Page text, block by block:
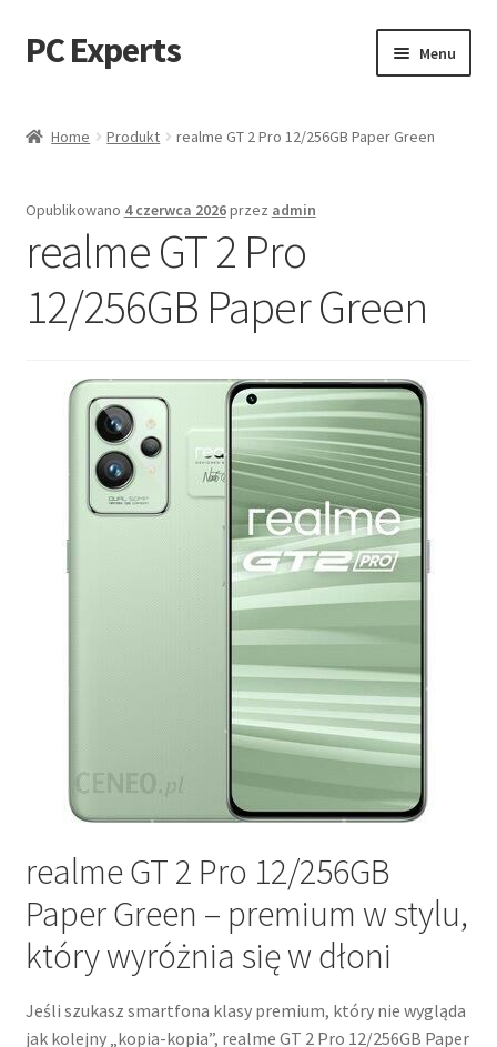
Przejdź
do
Przejdź
do
PC Experts Menu
Home Produkt realme GT 2 Pro 12/256GB Paper Green
Opublikowano 4 czerwca 2026przez admin
realme GT 2 Pro
12/256GB Paper Green
realme GT 2 Pro 12/256GB
Paper Green – premium w stylu,
który wyróżnia się w dłoni
Jeśli szukasz smartfona klasy premium, który nie wygląda
jak kolejny „kopia-kopia”, realme GT 2 Pro 12/256GB Paper